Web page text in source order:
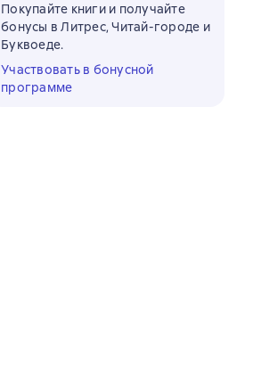
Покупайте книги и получайте
бонусы в Литрес, Читай-городе и
Буквоеде.
Участвовать в бонусной
программе